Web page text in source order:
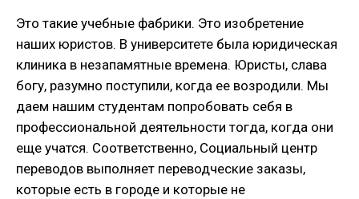
Это такие учебные фабрики. Это изобретение
наших юристов. В университете была юридическая
клиника в незапамятные времена. Юристы, слава
богу, разумно поступили, когда ее возродили. Мы
даем нашим студентам попробовать себя в
профессиональной деятельности тогда, когда они
еще учатся. Соответственно, Социальный центр
переводов выполняет переводческие заказы,
которые есть в городе и которые не